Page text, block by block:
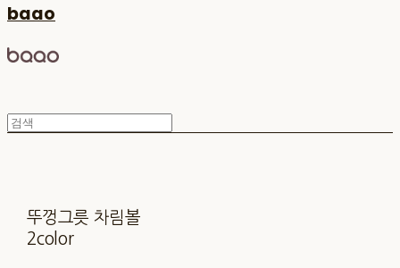
baao
뚜껑그릇 차림볼
2color